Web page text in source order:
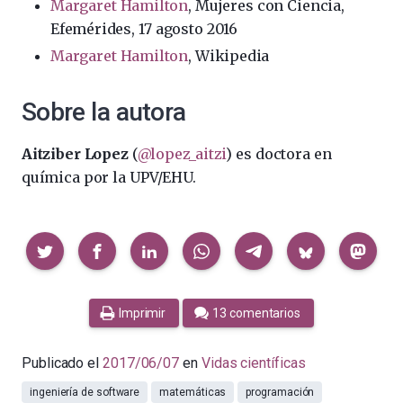
Margaret Hamilton, Mujeres con Ciencia,
Efemérides, 17 agosto 2016
Margaret Hamilton, Wikipedia
Sobre la autora
Aitziber Lopez(@lopez_aitzi) es doctora en
química por la UPV/EHU.
Compartir
Imprimir 13 comentarios
Publicado el 2017/06/07 en Vidas científicas
ingeniería de software matemáticas programación